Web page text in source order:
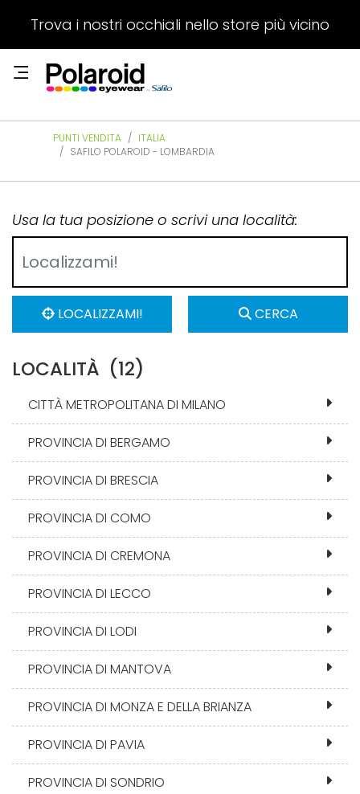
Trova i nostri occhiali nello store più vicino
PUNTI VENDITA
ITALIA
SAFILO POLAROID - LOMBARDIA
Usa la tua posizione o scrivi una località:
LOCALIZZAMI! CERCA
LOCALITÀ (12)
CITTÀ METROPOLITANA DI MILANO
PROVINCIA DI BERGAMO
PROVINCIA DI BRESCIA
PROVINCIA DI COMO
PROVINCIA DI CREMONA
PROVINCIA DI LECCO
PROVINCIA DI LODI
PROVINCIA DI MANTOVA
PROVINCIA DI MONZA E DELLA BRIANZA
PROVINCIA DI PAVIA
PROVINCIA DI SONDRIO